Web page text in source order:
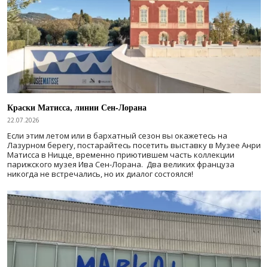
Краски Матисса, линии Сен-Лорана
22.07.2026
Если этим летом или в бархатный сезон вы окажетесь на
Лазурном берегу, постарайтесь посетить выставку в Музее Анри
Матисса в Ницце, временно приютившем часть коллекции
парижского музея Ива Сен-Лорана. Два великих француза
никогда не встречались, но их диалог состоялся!